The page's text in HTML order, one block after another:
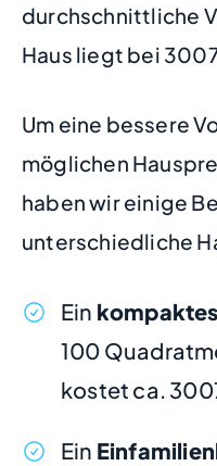
durchschnittliche
Haus liegt bei
Um eine bessere
möglichen
haben wir einige
unterschiedliche
Ein
100
kostet ca.
Ein